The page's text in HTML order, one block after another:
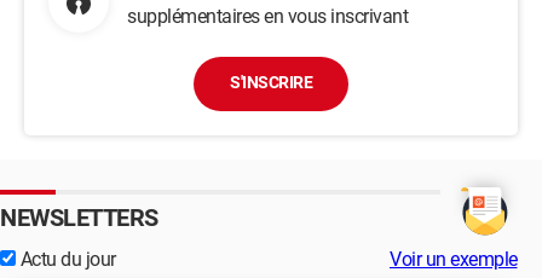
supplémentaires en vous inscrivant
S'INSCRIRE
NEWSLETTERS
Actu du jour Voir un exemple